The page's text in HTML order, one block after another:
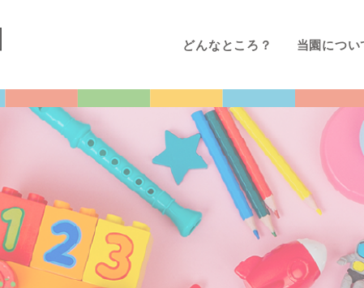
どんなところ？ 当園につい